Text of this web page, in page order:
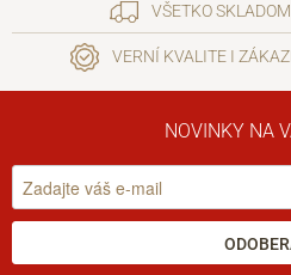
VŠETKO
VERNÍ KVALITE I
NOVINKY NA